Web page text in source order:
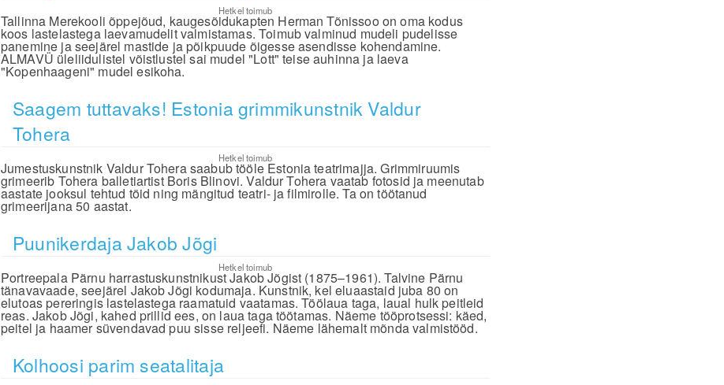
Hetkel toimub
Tallinna Merekooli õppejõud, kaugesõidukapten Herman Tõnissoo on oma kodus
koos lastelastega laevamudelit valmistamas. Toimub valminud mudeli pudelisse
panemine ja seejärel mastide ja põikpuude õigesse asendisse kohendamine.
ALMAVÜ üleliidulistel võistlustel sai mudel "Lott" teise auhinna ja laeva
"Kopenhaageni" mudel esikoha.
Saagem tuttavaks! Estonia grimmikunstnik Valdur
Tohera
Hetkel toimub
Jumestuskunstnik Valdur Tohera saabub tööle Estonia teatrimajja. Grimmiruumis
grimeerib Tohera balletiartist Boris Blinovi. Valdur Tohera vaatab fotosid ja meenutab
aastate jooksul tehtud töid ning mängitud teatri- ja filmirolle. Ta on töötanud
grimeerijana 50 aastat.
Puunikerdaja Jakob Jõgi
Hetkel toimub
Portreepala Pärnu harrastuskunstnikust Jakob Jõgist (1875–1961). Talvine Pärnu
tänavavaade, seejärel Jakob Jõgi kodumaja. Kunstnik, kel eluaastaid juba 80 on
elutoas pereringis lastelastega raamatuid vaatamas. Töölaua taga, laual hulk peitleid
reas. Jakob Jõgi, kahed prillid ees, on laua taga töötamas. Näeme tööprotsessi: käed,
peitel ja haamer süvendavad puu sisse reljeefi. Näeme lähemalt mõnda valmistööd.
Kolhoosi parim seatalitaja